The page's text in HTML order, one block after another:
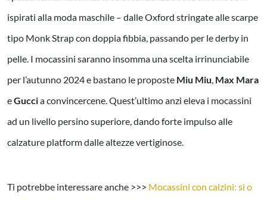
ispirati alla moda maschile – dalle Oxford stringate alle scarpe
tipo Monk Strap con doppia fibbia, passando per le derby in
pelle. I mocassini saranno insomma una scelta irrinunciabile
per l’autunno 2024 e bastano le proposte Miu Miu, Max Mara
eGuccia convincercene. Quest’ultimo anzi eleva i mocassini
ad un livello persino superiore, dando forte impulso alle
calzature platform dalle altezze vertiginose.
Ti potrebbe interessare anche >>> Mocassini con calzini: sì o